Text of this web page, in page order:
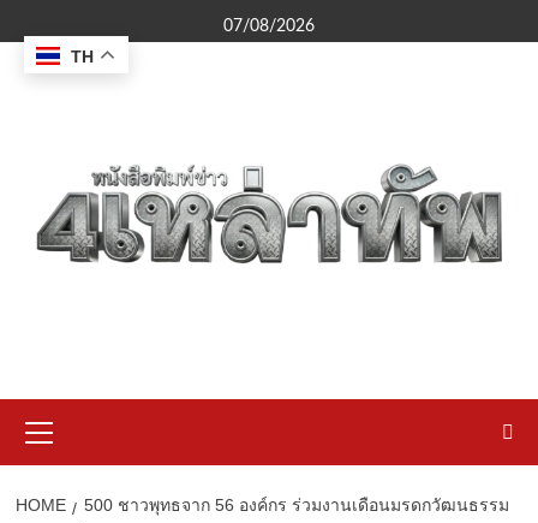
to
content
07/08/2026
Menu
HOME
500 ชาวพุทธจาก 56 องค์กร ร่วมงานเดือนมรดกวัฒนธรรม
TH